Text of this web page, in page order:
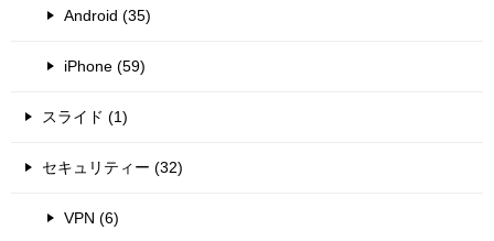
Android (35)
iPhone (59)
スライド (1)
セキュリティー (32)
VPN (6)